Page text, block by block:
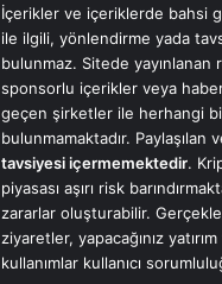
İçerikler ve içeriklerde bahsi
ile ilgili, yönlendirme yada
bulunmaz. Sitede yayınlanan
sponsorlu içerikler veya
geçen şirketler ile herhangi
bulunmamaktadır. Paylaşılan
tavsiyesi içermemektedir.
piyasası aşırı risk
zararlar oluşturabilir.
ziyaretler, yapacağınız
kullanımlar kullanıcı